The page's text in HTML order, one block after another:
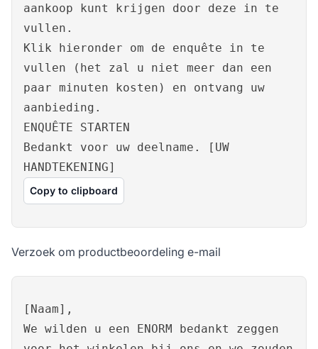
aankoop kunt krijgen door deze in te
vullen.
Klik hieronder om de enquête in te
vullen (het zal u niet meer dan een
paar minuten kosten) en ontvang uw
aanbieding.
ENQUÊTE STARTEN
Bedankt voor uw deelname. [UW
HANDTEKENING]
Copy to clipboard
Verzoek om productbeoordeling e-mail
[Naam],
We wilden u een ENORM bedankt zeggen